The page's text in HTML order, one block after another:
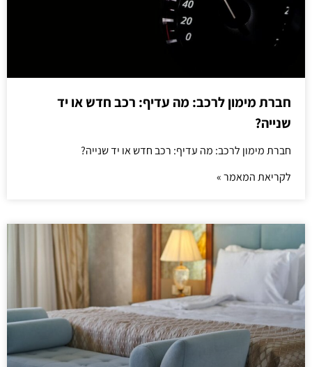
חברת מימון לרכב: מה עדיף: רכב חדש או יד
שנייה?
חברת מימון לרכב: מה עדיף: רכב חדש או יד שנייה?
לקריאת המאמר »